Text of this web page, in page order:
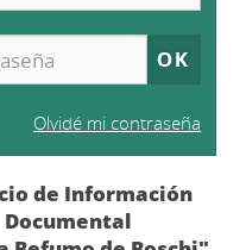
Olvidé mi contraseña
de Información
Documental